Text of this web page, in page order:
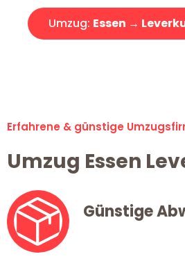
Umzug: Essen →
Erfahrene & günstige
Umzug Essen
Günstige